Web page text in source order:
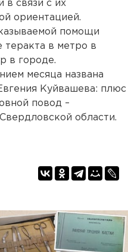
в связи с их
ориентацией.
помощи
теракта в метро в
в городе.
месяца названа
Куйвашева: плюс
повод –
области.